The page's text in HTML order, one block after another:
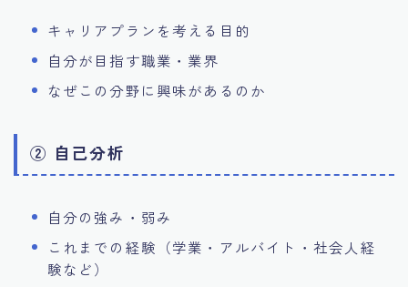
キャリアプランを考える目的
自分が目指す職業・業界
なぜこの分野に興味があるのか
② 自己分析
自分の強み・弱み
これまでの経験（学業・アルバイト・社会人経
験など）